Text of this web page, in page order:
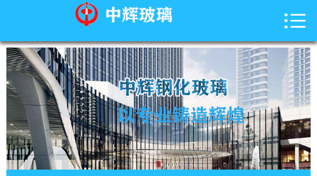
公司简介
玻璃展示
新闻动态
玻璃知识
